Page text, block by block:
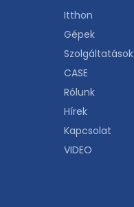
Itthon
Gépek
Szolgáltatások
CASE
Rólunk
Hírek
Kapcsolat
VIDEO